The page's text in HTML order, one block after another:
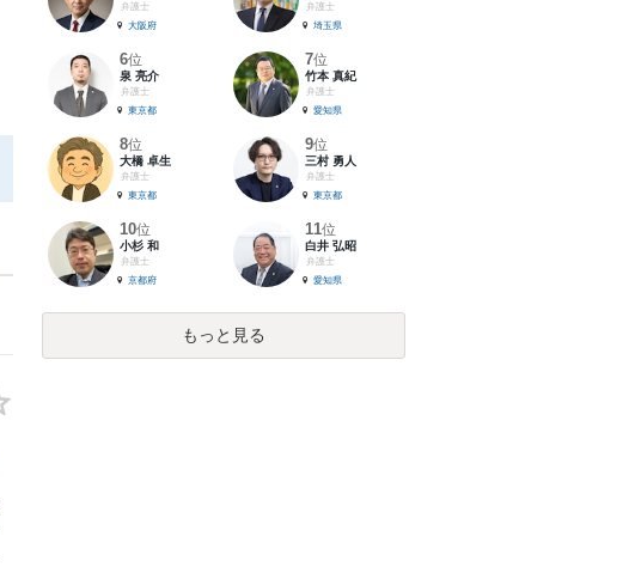
弁護士
大阪府
弁護士
埼玉県
6位
泉 亮介
弁護士
東京都
7位
竹本 真紀
弁護士
愛知県
8位
大橋 卓生
弁護士
東京都
9位
三村 勇人
弁護士
東京都
10位
小杉 和
弁護士
京都府
11位
白井 弘昭
弁護士
愛知県
もっと見る